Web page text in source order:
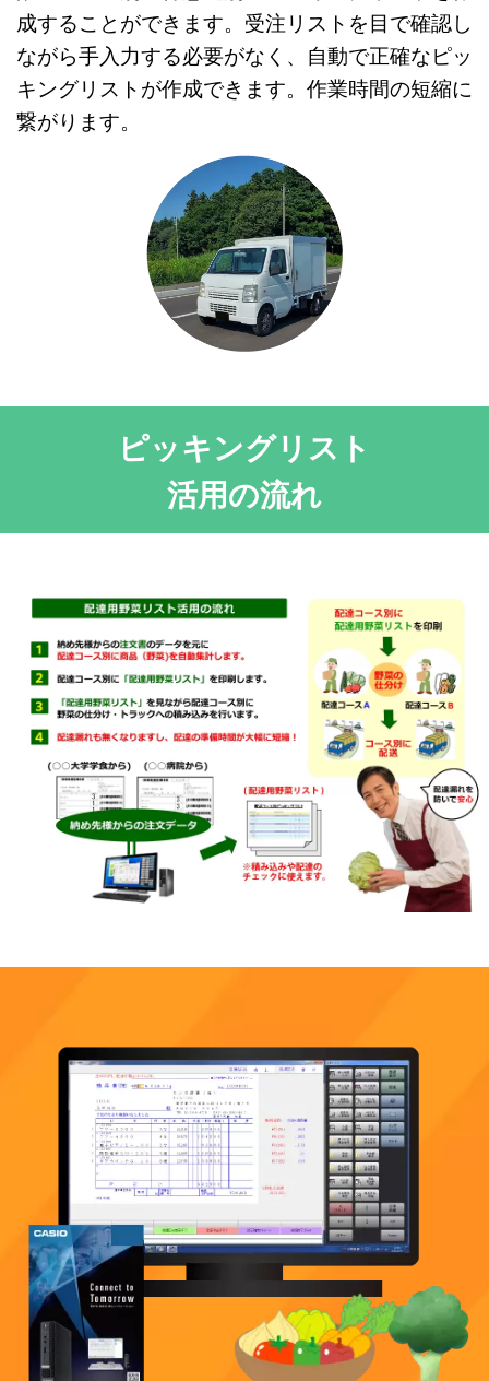
成することができます。受注リストを目で確認し
ながら手入力する必要がなく、自動で正確なピッ
キングリストが作成できます。作業時間の短縮に
繋がります。
ピッキングリスト
活用の流れ